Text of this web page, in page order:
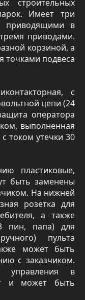
строительных
Имеет три
приводящими в
приводами.
корзиной, а
точками подвеса
с
цепи (24
оператора
выполненная
током утечки 30
пластиковые,
быть заменены
На нижней
розетка для
а также
пин, папа) для
пульта
может быть
с заказчиком.
управления в
и может быть